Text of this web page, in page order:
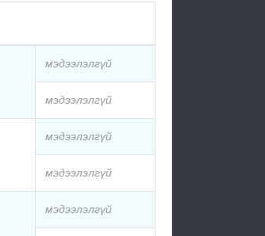
мэдээлэлгүй
мэдээлэлгүй
мэдээлэлгүй
мэдээлэлгүй
мэдээлэлгүй